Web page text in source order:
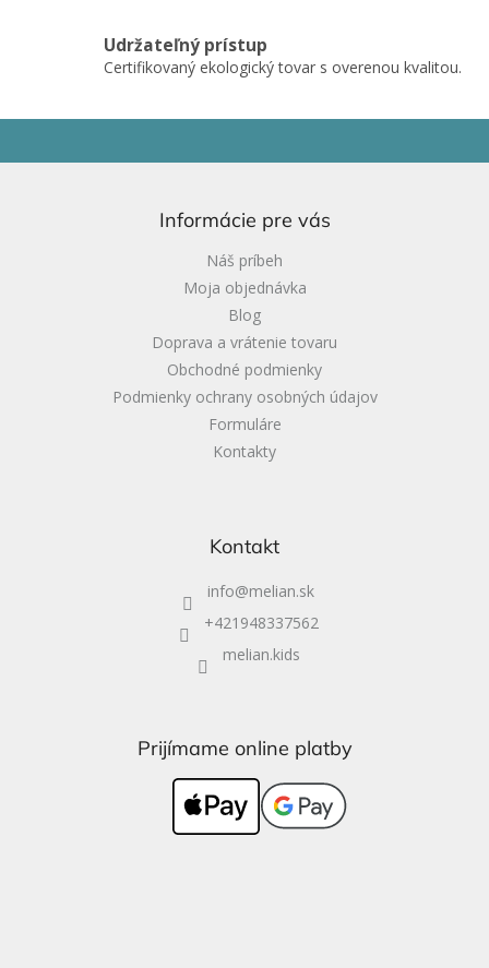
Udržateľný prístup
Certifikovaný ekologický tovar s overenou kvalitou.
Informácie pre vás
Náš príbeh
Moja objednávka
Blog
Doprava a vrátenie tovaru
Obchodné podmienky
Podmienky ochrany osobných údajov
Formuláre
Kontakty
Kontakt
info@melian.sk
+421948337562
melian.kids
Prijímame online platby